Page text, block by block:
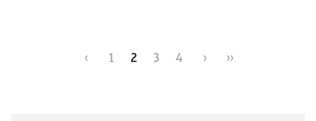
‹ 1 2 3 4 › ››